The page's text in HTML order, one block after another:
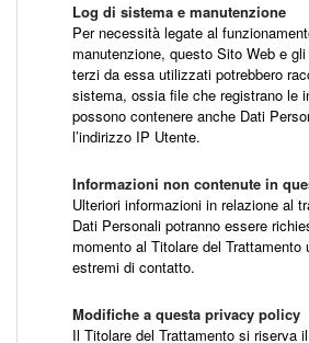
Log di sistema e manutenzione
Per necessità legate al
manutenzione, questo Sito Web e
terzi da essa utilizzati potrebbero
sistema, ossia file che registrano le
possono contenere anche Dati
l’indirizzo IP Utente.
Informazioni non contenute in
Ulteriori informazioni in relazione al
Dati Personali potranno essere
momento al Titolare del Trattamento
estremi di contatto.
Modifiche a questa privacy policy
Il Titolare del Trattamento si riserva